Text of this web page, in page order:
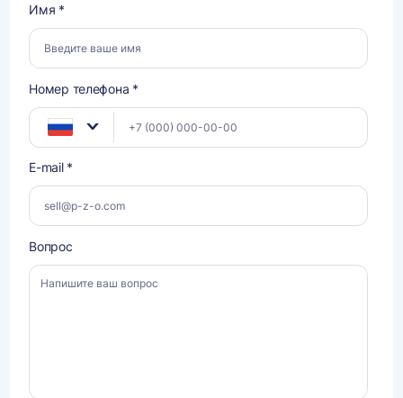
Имя *
Номер телефона *
E-mail *
Вопрос